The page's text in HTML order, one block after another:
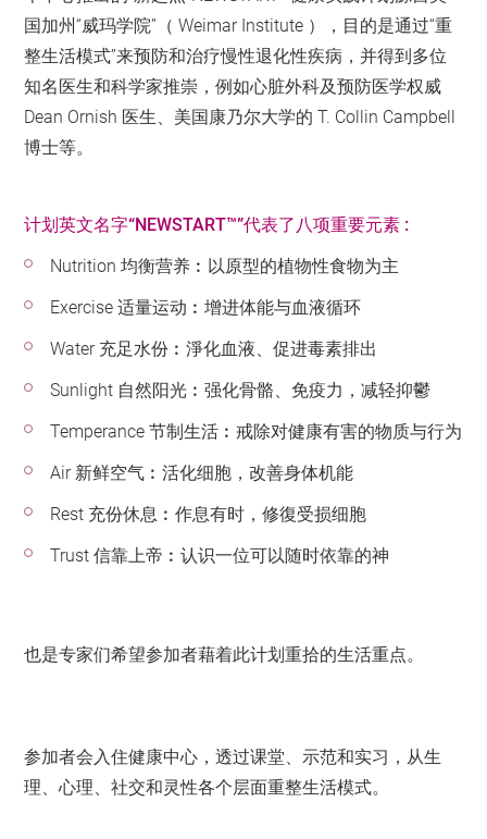
国加州“威玛学院”（ Weimar Institute ），目的是通过“重
整生活模式”来预防和治疗慢性退化性疾病，并得到多位
知名医生和科学家推崇，例如心脏外科及预防医学权威
Dean Ornish 医生、美国康乃尔大学的 T. Collin Campbell
博士等。
计划英文名字“NEWSTART™”代表了八项重要元素 :
Nutrition 均衡营养︰以原型的植物性食物为主
Exercise 适量运动︰增进体能与血液循环
Water 充足水份︰淨化血液、促进毒素排出
Sunlight 自然阳光︰强化骨骼、免疫力，减轻抑鬱
Temperance 节制生活︰戒除对健康有害的物质与行为
Air 新鲜空气︰活化细胞，改善身体机能
Rest 充份休息︰作息有时，修復受损细胞
Trust 信靠上帝︰认识一位可以随时依靠的神
也是专家们希望参加者藉着此计划重拾的生活重点。
参加者会入住健康中心，透过课堂、示范和实习，从生
理、心理、社交和灵性各个层面重整生活模式。